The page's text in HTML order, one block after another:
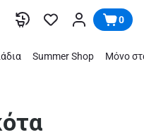
0
Summer Shop Μόνο